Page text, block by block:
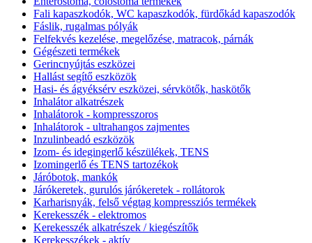
Fali kapaszkodók, WC kapaszkodók, fürdőkád kapaszodók
Fáslik, rugalmas pólyák
Felfekvés kezelése, megelőzése, matracok, párnák
Gégészeti termékek
Gerincnyújtás eszközei
Hallást segítő eszközök
Hasi- és ágyéksérv eszközei, sérvkötők, haskötők
Inhalátor alkatrészek
Inhalátorok - kompresszoros
Inhalátorok - ultrahangos zajmentes
Inzulinbeadó eszközök
Izom- és idegingerlő készülékek, TENS
Izomingerlő és TENS tartozékok
Járóbotok, mankók
Járókeretek, gurulós járókeretek - rollátorok
Karharisnyák, felső végtag kompressziós termékek
Kerekesszék - elektromos
Kerekesszék alkatrészek / kiegészítők
Kerekesszékek - aktív